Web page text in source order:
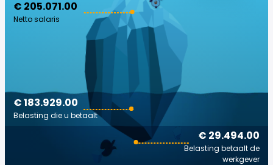
€ 205.071.00
Netto salaris
€ 29.494.00
Belasting betaalt de
werkgever
€ 183.929.00
Belasting die u betaalt